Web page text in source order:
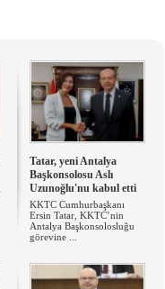
Tatar, yeni Antalya
Başkonsolosu Aslı
Uzunoğlu'nu kabul etti
KKTC Cumhurbaşkanı
Ersin Tatar, KKTC’nin
Antalya Başkonsolosluğu
görevine ...